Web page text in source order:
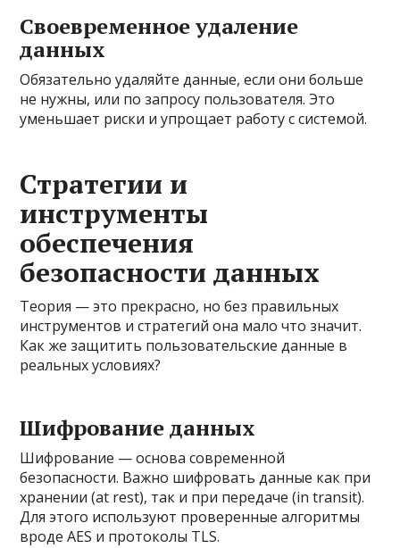
Своевременное удаление
данных
Обязательно удаляйте данные, если они больше
не нужны, или по запросу пользователя. Это
уменьшает риски и упрощает работу с системой.
Стратегии и
инструменты
обеспечения
безопасности данных
Теория — это прекрасно, но без правильных
инструментов и стратегий она мало что значит.
Как же защитить пользовательские данные в
реальных условиях?
Шифрование данных
Шифрование — основа современной
безопасности. Важно шифровать данные как при
хранении (at rest), так и при передаче (in transit).
Для этого используют проверенные алгоритмы
вроде AES и протоколы TLS.